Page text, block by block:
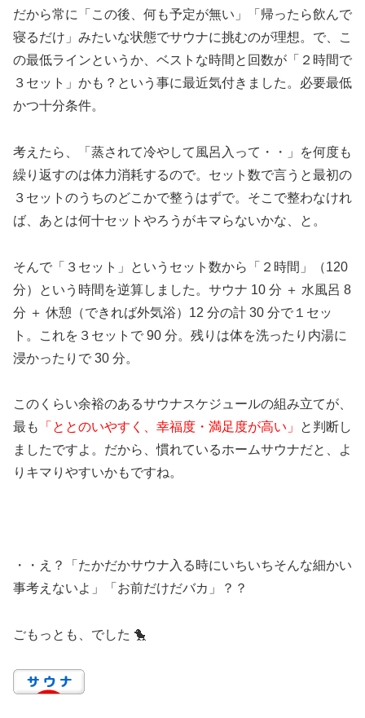
だから常に「この後、何も予定が無い」「帰ったら飲んで
寝るだけ」みたいな状態でサウナに挑むのが理想。で、こ
の最低ラインというか、ベストな時間と回数が「２時間で
３セット」かも？という事に最近気付きました。必要最低
かつ十分条件。
考えたら、「蒸されて冷やして風呂入って・・」を何度も
繰り返すのは体力消耗するので。セット数で言うと最初の
３セットのうちのどこかで整うはずで。そこで整わなけれ
ば、あとは何十セットやろうがキマらないかな、と。
そんで「３セット」というセット数から「２時間」（120
分）という時間を逆算しました。サウナ 10 分 ＋ 水風呂 8
分 ＋ 休憩（できれば外気浴）12 分の計 30 分で１セッ
ト。これを３セットで 90 分。残りは体を洗ったり内湯に
浸かったりで 30 分。
このくらい余裕のあるサウナスケジュールの組み立てが、
最も
「ととのいやすく、幸福度・満足度が高い」
と判断し
ましたですよ。だから、慣れているホームサウナだと、よ
りキマりやすいかもですね。
・・え？「たかだかサウナ入る時にいちいちそんな細かい
事考えないよ」「お前だけだバカ」？？
ごもっとも、でした 🐤